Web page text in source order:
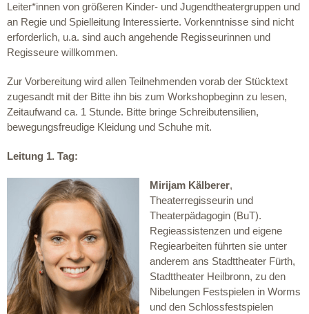
Leiter*innen von größeren Kinder- und Jugendtheatergruppen und
an Regie und Spielleitung Interessierte. Vorkenntnisse sind nicht
erforderlich, u.a. sind auch angehende Regisseurinnen und
Regisseure willkommen.
Zur Vorbereitung wird allen Teilnehmenden vorab der Stücktext
zugesandt mit der Bitte ihn bis zum Workshopbeginn zu lesen,
Zeitaufwand ca. 1 Stunde. Bitte bringe Schreibutensilien,
bewegungsfreudige Kleidung und Schuhe mit.
Leitung 1. Tag:
Mirijam Kälberer,
Theaterregisseurin und
Theaterpädagogin (BuT).
Regieassistenzen und eigene
Regiearbeiten führten sie unter
anderem ans Stadttheater Fürth,
Stadttheater Heilbronn, zu den
Nibelungen Festspielen in Worms
und den Schlossfestspielen